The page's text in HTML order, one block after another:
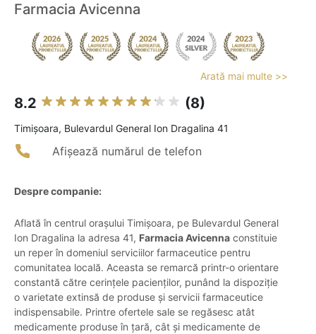
Farmacia Avicenna
Arată mai multe >>
8.2 (8)
Timişoara, Bulevardul General Ion Dragalina 41
Afișează numărul de telefon
Despre companie:
Aflată în centrul orașului Timișoara, pe Bulevardul General
Ion Dragalina la adresa 41, Farmacia Avicenna constituie
un reper în domeniul serviciilor farmaceutice pentru
comunitatea locală. Aceasta se remarcă printr-o orientare
constantă către cerințele pacienților, punând la dispoziție
o varietate extinsă de produse și servicii farmaceutice
indispensabile. Printre ofertele sale se regăsesc atât
medicamente produse în țară, cât și medicamente de